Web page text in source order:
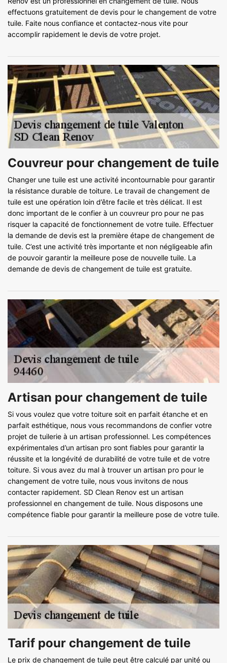
effectuons gratuitement de devis pour le changement de votre
tuile. Faite nous confiance et contactez-nous vite pour
accomplir rapidement le devis de votre projet.
Couvreur pour changement de tuile
Changer une tuile est une activité incontournable pour garantir
la résistance durable de toiture. Le travail de changement de
tuile est une opération loin d’être facile et très délicat. Il est
donc important de le confier à un couvreur pro pour ne pas
risquer la capacité de fonctionnement de votre tuile. Effectuer
la demande de devis est la première étape de changement de
tuile. C’est une activité très importante et non négligeable afin
de pouvoir garantir la meilleure pose de nouvelle tuile. La
demande de devis de changement de tuile est gratuite.
Artisan pour changement de tuile
Si vous voulez que votre toiture soit en parfait étanche et en
parfait esthétique, nous vous recommandons de confier votre
projet de tuilerie à un artisan professionnel. Les compétences
expérimentales d’un artisan pro sont fiables pour garantir la
réussite et la longévité de durabilité de votre tuile et de votre
toiture. Si vous avez du mal à trouver un artisan pro pour le
changement de votre tuile, nous vous invitons de nous
contacter rapidement. SD Clean Renov est un artisan
professionnel en changement de tuile. Nous disposons une
compétence fiable pour garantir la meilleure pose de votre tuile.
Tarif pour changement de tuile
Le prix de changement de tuile peut être calculé par unité ou